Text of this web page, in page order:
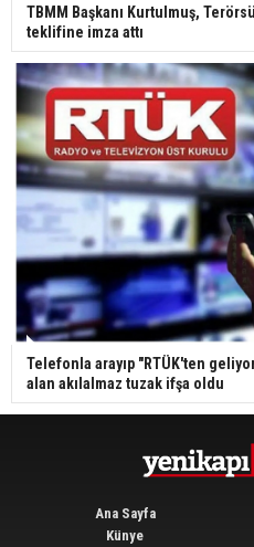
TBMM Başkanı Kurtulmuş,
teklifine imza attı
Telefonla arayıp "RTÜK'ten
alan akılalmaz tuzak ifşa oldu
Ana Sayfa
Künye